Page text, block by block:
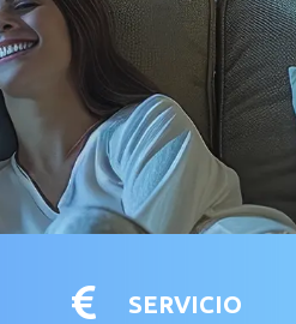

SERVICIO